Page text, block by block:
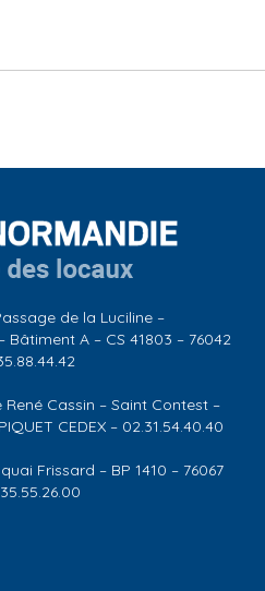
de la Luciline –
Bâtiment A – CS 41803 – 76042
René Cassin – Saint Contest –
CEDEX – 02.31.54.40.40
quai Frissard – BP 1410 – 76067